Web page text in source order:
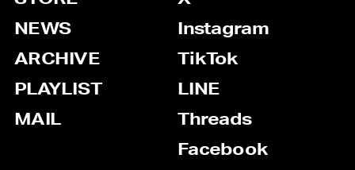
NEWS
ARCHIVE
PLAYLIST
MAIL
Instagram
TikTok
LINE
Threads
Facebook